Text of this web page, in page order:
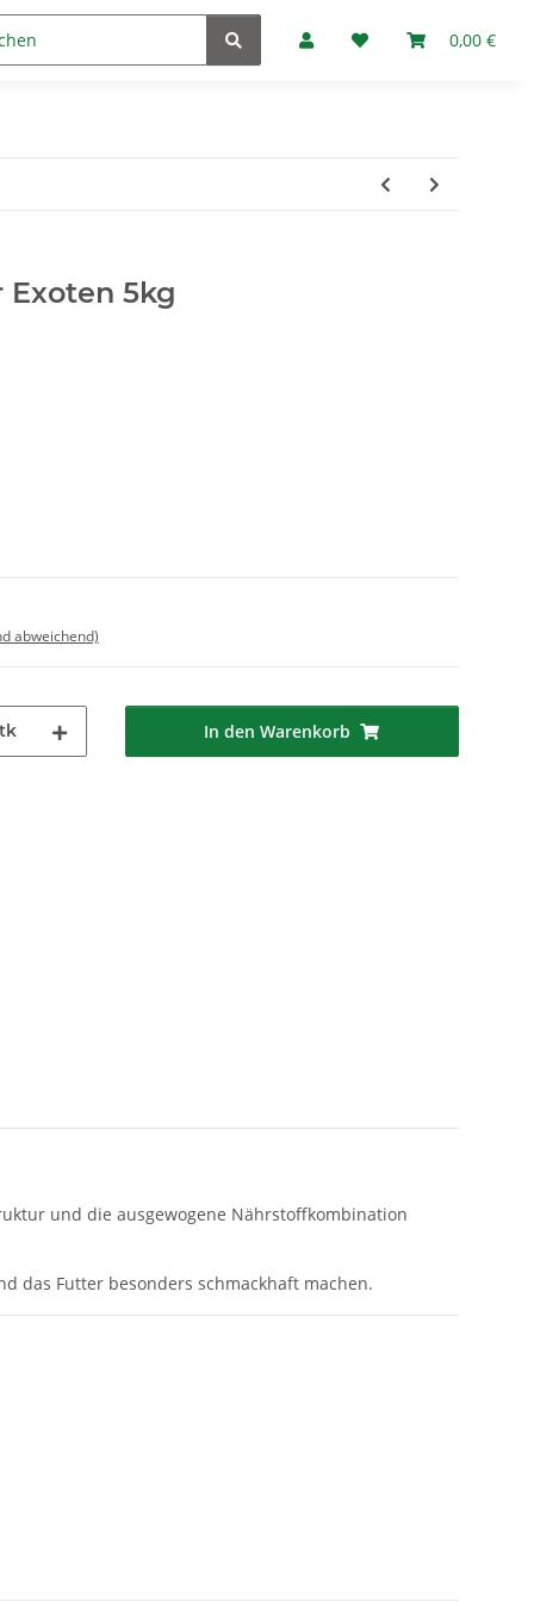
0,00 €
Marken
Exoten 5kg
abweichend)
In den Warenkorb
und die ausgewogene Nährstoffkombination
das Futter besonders schmackhaft machen.